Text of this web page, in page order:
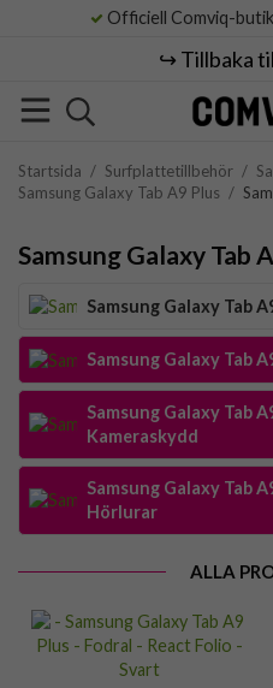
Officiell Comviq-
↪️ Tillbaka
Startsida / Surfplattetillbehör /
Samsung Galaxy Tab A9 Plus /
Samsung Galaxy Tab
Samsung Galaxy Tab
Samsung Galaxy Tab
Samsung Galaxy Tab
Kameraskydd
Samsung Galaxy Tab
Hörlurar
ALLA